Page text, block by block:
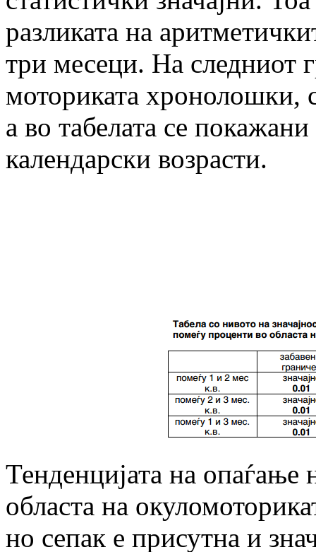
разликата на
три месеци. На следниот
моториката хронолошки,
а во табелата се
календарски возрасти.
Тенденцијата на опаѓање
областа на
но сепак е присутна и